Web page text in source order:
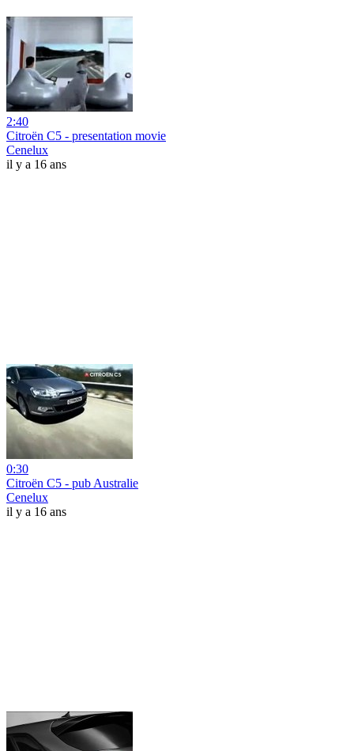
2:40
Citroën C5 - presentation movie
Cenelux
il y a 16 ans
0:30
Citroën C5 - pub Australie
Cenelux
il y a 16 ans